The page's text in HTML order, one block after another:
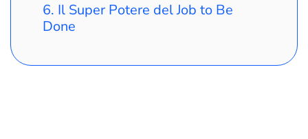
Il Super Potere del Job to Be
Done